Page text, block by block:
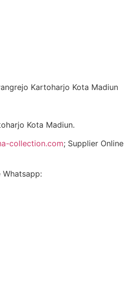
Kota Madiun.
collection.com; Supplier Online